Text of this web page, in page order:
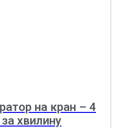
на кран – 4
за хвилину